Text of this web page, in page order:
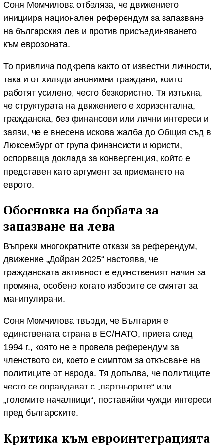
Соня Момчилова отбеляза, че движението
инициира национален референдум за запазване
на българския лев и против присъединяването
към еврозоната.
То привлича подкрепа както от известни личности,
така и от хиляди анонимни граждани, които
работят усилено, често безкористно. Тя изтъкна,
че структурата на движението е хоризонтална,
гражданска, без финансови или лични интереси и
заяви, че е внесена искова жалба до Общия съд в
Люксембург от група финансисти и юристи,
оспорваща доклада за конвергенция, който е
представен като аргумент за приемането на
еврото.
Обосновка на борбата за
запазване на лева
Въпреки многократните откази за референдум,
движение „Дойран 2025“ настоява, че
гражданската активност е единственият начин за
промяна, особено когато изборите се смятат за
манипулирани.
Соня Момчилова твърди, че България е
единствената страна в ЕС/НАТО, приета след
1994 г., която не е провела референдум за
членството си, което е симптом за откъсване на
политиците от народа. Тя допълва, че политиците
често се оправдават с „партньорите“ или
„големите началници“, поставяйки чужди интереси
пред българските.
Критика към евроинтеграцията